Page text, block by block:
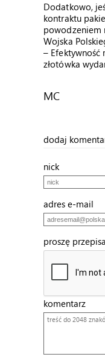
Dodatkowo,
kontraktu
powodzeniem
Wojska
– Efektywność
złotówka
MC
dodaj
nick
adres e-mail
proszę
komentarz